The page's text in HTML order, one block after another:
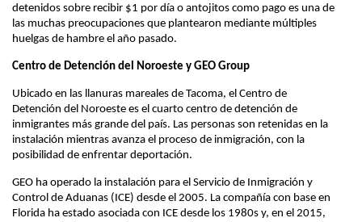
detenidos sobre recibir $1 por día o antojitos como pago es una de
las muchas preocupaciones que plantearon mediante múltiples
huelgas de hambre el año pasado.
Centro de Detención del Noroeste y GEO Group
Ubicado en las llanuras mareales de Tacoma, el Centro de
Detención del Noroeste es el cuarto centro de detención de
inmigrantes más grande del país. Las personas son retenidas en la
instalación mientras avanza el proceso de inmigración, con la
posibilidad de enfrentar deportación.
GEO ha operado la instalación para el Servicio de Inmigración y
Control de Aduanas (ICE) desde el 2005. La compañía con base en
Florida ha estado asociada con ICE desde los 1980s y, en el 2015,